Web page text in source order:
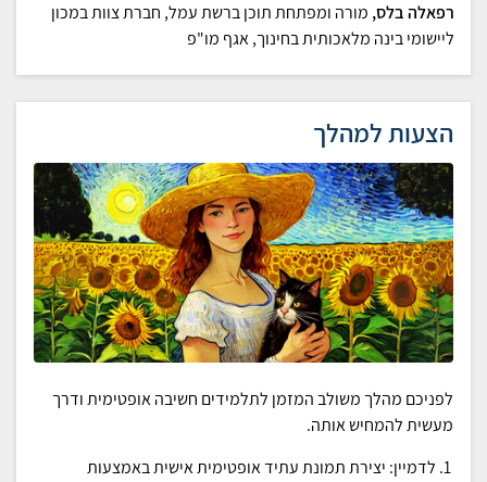
רפאלה בלס, מורה ומפתחת תוכן ברשת עמל, חברת צוות במכון
ליישומי בינה מלאכותית בחינוך, אגף מו"פ
הצעות למהלך
לפניכם מהלך משולב המזמן לתלמידים חשיבה אופטימית ודרך
מעשית להמחיש אותה.
לדמיין: יצירת תמונת עתיד אופטימית אישית באמצעות